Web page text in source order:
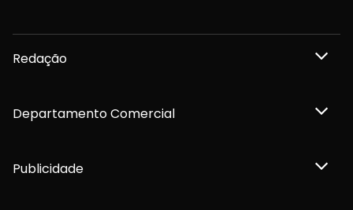
Redação
Departamento Comercial
Publicidade